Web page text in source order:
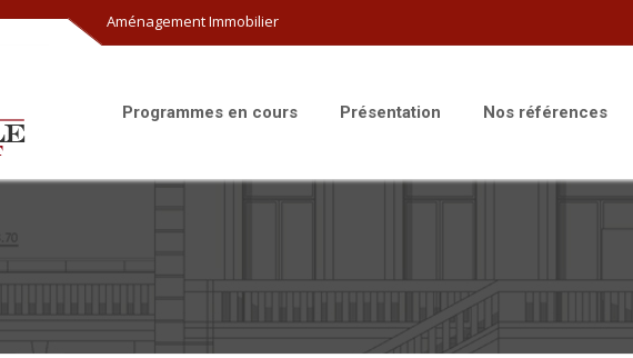
Aménagement Immobilier
Programmes en cours Présentation Nos références